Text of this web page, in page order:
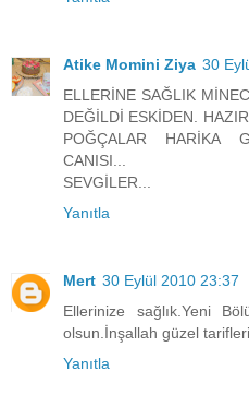
Atike Momini Ziya 30
ELLERİNE SAĞLIK
DEĞİLDİ ESKİDEN.
POĞÇALAR HARİKA
CANISI...
SEVGİLER...
Yanıtla
Mert 30 Eylül 2010 23:37
Ellerinize sağlık.Yeni
olsun.İnşallah güzel
Yanıtla